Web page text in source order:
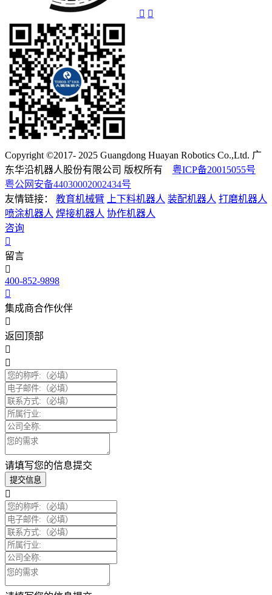
Copyright ©2017- 2025 Guangdong Huayan Robotics Co.,Ltd. 广
东华沿机器人股份有限公司 版权所有 粤ICP备20015055号
粤公网安备44030002002434号
友情链接：
教育机械臂 上下料机器人 装配机器人 打磨机器人
喷涂机器人 焊接机器人 协作机器人
咨询
留言
400-852-9898
集成商合作伙伴
返回顶部
请填写您的信息提交
提交信息